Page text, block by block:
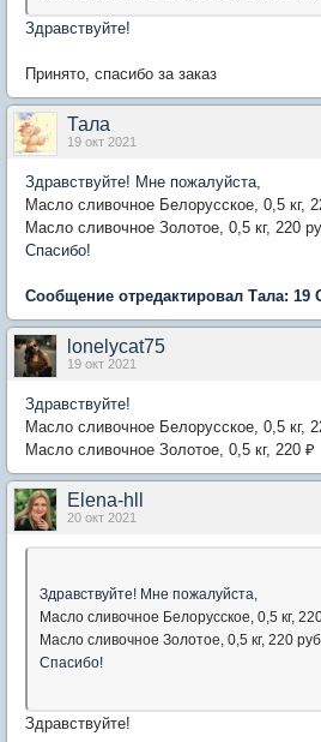
Здравствуйте!
Принято, спасибо за заказ
Тала
19 окт 2021
Здравствуйте! Мне пожалуйста,
Масло сливочное Белорусское, 0,5 кг,
Масло сливочное Золотое, 0,5 кг, 220
Спасибо!
Сообщение отредактировал Тала: 19
lonelycat75
19 окт 2021
Здравствуйте!
Масло сливочное Белорусское, 0,5 кг,
Масло сливочное Золотое, 0,5 кг, 220 ₽
Elena-hll
20 окт 2021
Здравствуйте! Мне пожалуйста,
Масло сливочное Белорусское, 0,5 кг,
Масло сливочное Золотое, 0,5 кг, 220
Спасибо!
Здравствуйте!